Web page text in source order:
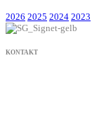
2026 2025 2024 2023
KONTAKT